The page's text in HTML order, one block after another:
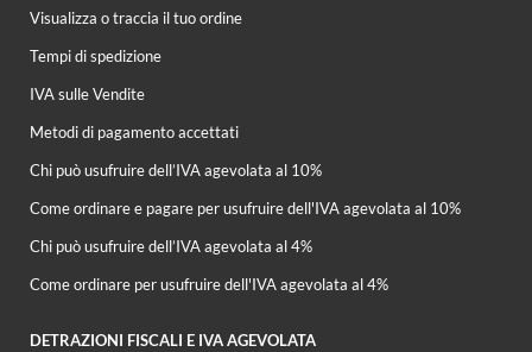
Visualizza o traccia il tuo ordine
Tempi di spedizione
IVA sulle Vendite
Metodi di pagamento accettati
Chi può usufruire dell’IVA agevolata al 10%
Come ordinare e pagare per usufruire dell'IVA agevolata al 10%
Chi può usufruire dell’IVA agevolata al 4%
Come ordinare per usufruire dell'IVA agevolata al 4%
DETRAZIONI FISCALI E IVA AGEVOLATA